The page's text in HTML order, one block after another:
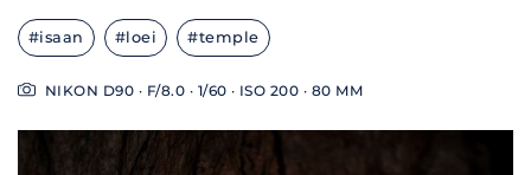
#isaan #loei #temple
NIKON D90 · F/8.0 · 1/60 · ISO 200 · 80 MM